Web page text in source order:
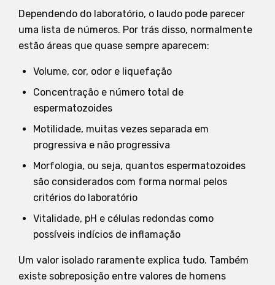
Dependendo do laboratório, o laudo pode parecer
uma lista de números. Por trás disso, normalmente
estão áreas que quase sempre aparecem:
Volume, cor, odor e liquefação
Concentração e número total de
espermatozoides
Motilidade, muitas vezes separada em
progressiva e não progressiva
Morfologia, ou seja, quantos espermatozoides
são considerados com forma normal pelos
critérios do laboratório
Vitalidade, pH e células redondas como
possíveis indícios de inflamação
Um valor isolado raramente explica tudo. Também
existe sobreposição entre valores de homens